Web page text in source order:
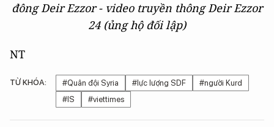
đông Deir Ezzor - video truyền thông Deir Ezzor
24 (ủng hộ đối lập)
NT
TỪ KHÓA: #Quân đội Syria #lực lượng SDF
#người Kurd
#IS
#viettimes